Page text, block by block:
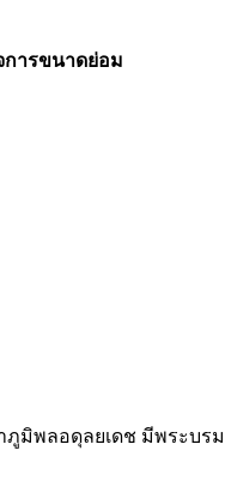
ารขนาดย่อม
ลยเดช มีพระบรมรา